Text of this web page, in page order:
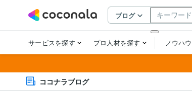
ココナラブログ